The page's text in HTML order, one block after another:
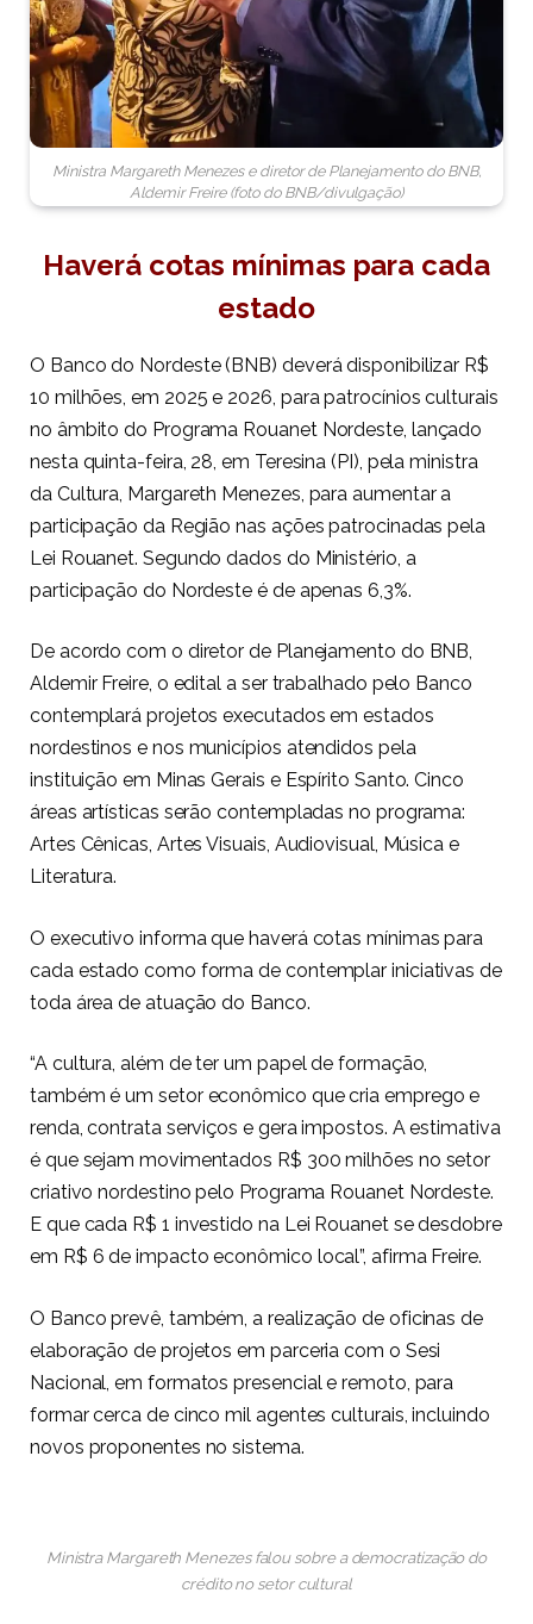
Ministra Margareth Menezes e diretor de Planejamento do BNB,
Aldemir Freire (foto do BNB/divulgação)
Haverá cotas mínimas para cada
estado
O Banco do Nordeste (BNB) deverá disponibilizar R$
10 milhões, em 2025 e 2026, para patrocínios culturais
no âmbito do Programa Rouanet Nordeste, lançado
nesta quinta-feira, 28, em Teresina (PI), pela ministra
da Cultura, Margareth Menezes, para aumentar a
participação da Região nas ações patrocinadas pela
Lei Rouanet. Segundo dados do Ministério, a
participação do Nordeste é de apenas 6,3%.
De acordo com o diretor de Planejamento do BNB,
Aldemir Freire, o edital a ser trabalhado pelo Banco
contemplará projetos executados em estados
nordestinos e nos municípios atendidos pela
instituição em Minas Gerais e Espírito Santo. Cinco
áreas artísticas serão contempladas no programa:
Artes Cênicas, Artes Visuais, Audiovisual, Música e
Literatura.
O executivo informa que haverá cotas mínimas para
cada estado como forma de contemplar iniciativas de
toda área de atuação do Banco.
“A cultura, além de ter um papel de formação,
também é um setor econômico que cria emprego e
renda, contrata serviços e gera impostos. A estimativa
é que sejam movimentados R$ 300 milhões no setor
criativo nordestino pelo Programa Rouanet Nordeste.
E que cada R$ 1 investido na Lei Rouanet se desdobre
em R$ 6 de impacto econômico local”, afirma Freire.
O Banco prevê, também, a realização de oficinas de
elaboração de projetos em parceria com o Sesi
Nacional, em formatos presencial e remoto, para
formar cerca de cinco mil agentes culturais, incluindo
novos proponentes no sistema.
Ministra Margareth Menezes falou sobre a democratização do
crédito no setor cultural